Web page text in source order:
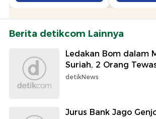
Berita detikcom Lainnya
Ledakan Bom dalam
Suriah, 2 Orang
detikNews
Jurus Bank Jago